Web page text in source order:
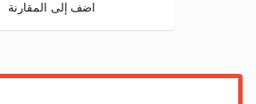
اضف إلى المقارنة